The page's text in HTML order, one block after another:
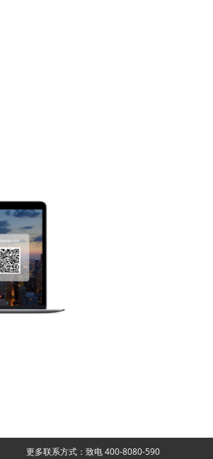
更多联系方式：致电 400-8080-590